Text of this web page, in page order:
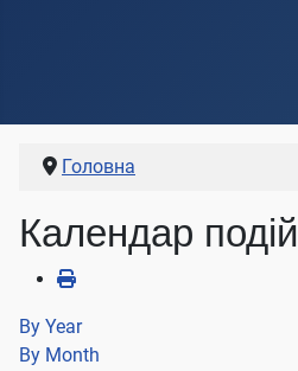
Головна
Календар подій
By Year
By Month